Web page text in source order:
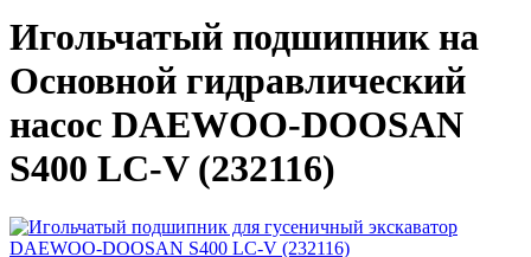
Игольчатый подшипник на
Основной гидравлический
насос DAEWOO-DOOSAN
S400 LC-V (232116)